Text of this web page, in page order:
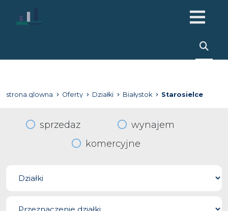
strona.glowna Oferty Działki Białystok Starosielce
sprzedaz
wynajem
komercyjne